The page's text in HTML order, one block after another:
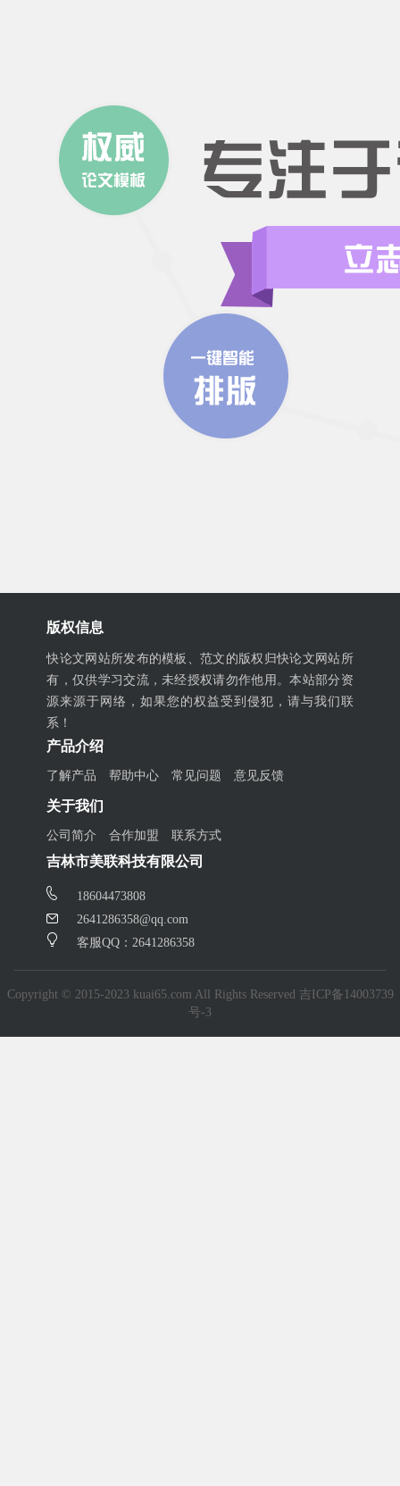
版权信息
快论文网站所发布的模板、范文的版权归快论文网站所
有，仅供学习交流，未经授权请勿作他用。本站部分资
源来源于网络，如果您的权益受到侵犯，请与我们联
系！
产品介绍
了解产品 帮助中心 常见问题 意见反馈
关于我们
公司简介 合作加盟 联系方式
吉林市美联科技有限公司
18604473808
2641286358@qq.com
客服QQ：2641286358
Copyright © 2015-2023 kuai65.com All Rights Reserved 吉ICP备14003739
号-3